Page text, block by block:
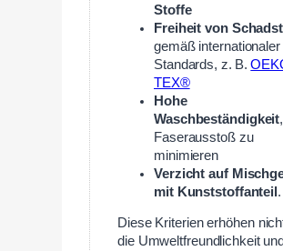
Stoffe
Freiheit von
gemäß internationaler
Standards, z. B.
TEX®
Hohe
Waschbeständigkeit
Faserausstoß zu
minimieren
Verzicht auf
mit Kunststoffanteil.
Diese Kriterien erhöhen
die Umweltfreundlichkeit und